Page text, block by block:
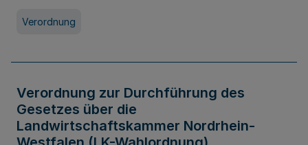
Verordnung
Verordnung zur Durchführung des
Gesetzes über die
Landwirtschaftskammer Nordrhein-